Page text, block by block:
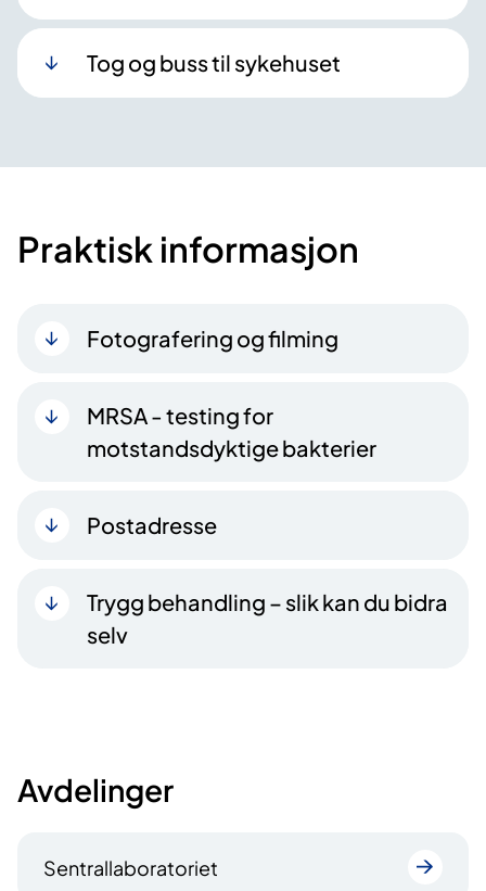
Tog og buss til sykehuset
Praktisk informasjon
Fotografering og filming
MRSA - testing for
motstandsdyktige bakterier
Postadresse
Trygg behandling – slik kan du bidra
selv
Avdelinger
Sentrallaboratoriet